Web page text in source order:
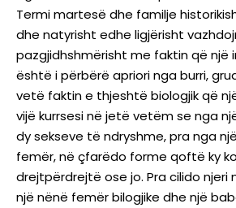
Termi martesë dhe familje
dhe natyrisht edhe ligjërisht
pazgjidhshmërisht me faktin që një
është i përbërë apriori nga burri,
vetë faktin e thjeshtë biologjik që
vijë kurrsesi në jetë vetëm se nga
dy sekseve të ndryshme, pra nga
femër, në çfarëdo forme qoftë ky
drejtpërdrejtë ose jo. Pra cilido njeri
një nënë femër bilogjike dhe një